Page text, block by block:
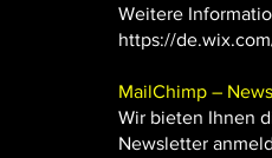
Weitere
https://
MailChimp –
Wir bieten Ihnen
Newsletter